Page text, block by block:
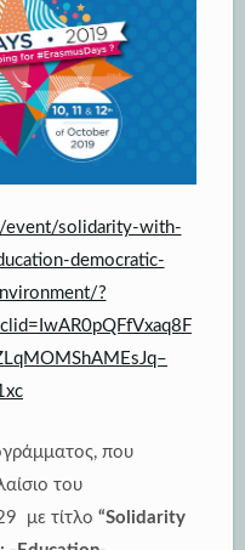
event/solidarity-with-
democratic-
?
που
του
με τίτλο “Solidarity